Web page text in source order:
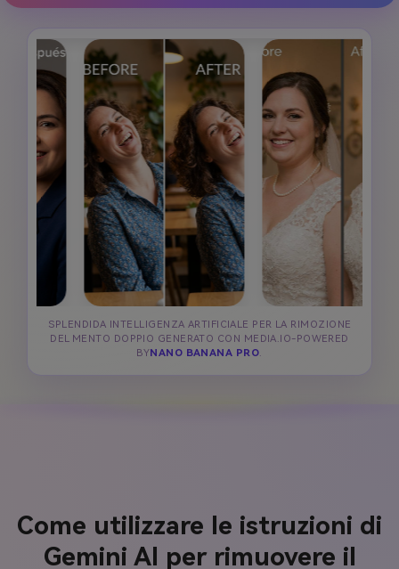
SPLENDIDA INTELLIGENZA ARTIFICIALE PER LA RIMOZIONE
DEL MENTO DOPPIO GENERATO CON MEDIA.IO-POWERED
BYNANO BANANA PRO.
Come utilizzare le istruzioni di
Gemini AI per rimuovere il